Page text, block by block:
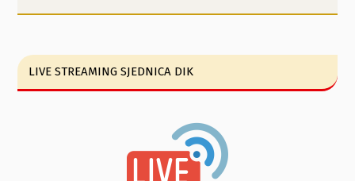
LIVE STREAMING SJEDNICA DIK